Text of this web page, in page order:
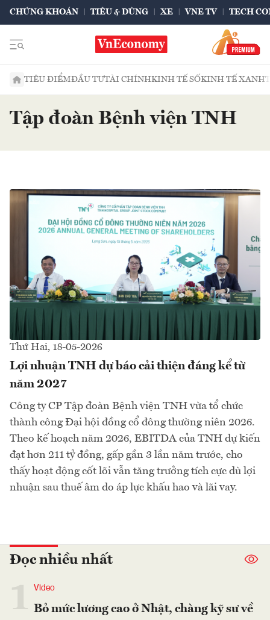
CHỨNG KHOÁN TIÊU & DÙNG XE VNE TV TECH
TIÊU ĐIỂMĐẦU TƯTÀI CHÍNHKINH TẾ SỐKINH TẾ XANH
Tập đoàn Bệnh viện TNH
Thứ Hai, 18-05-2026
Lợi nhuận TNH dự báo cải thiện đáng kể từ
năm 2027
Công ty CP Tập đoàn Bệnh viện TNH vừa tổ chức
thành công Đại hội đồng cổ đông thường niên 2026.
Theo kế hoạch năm 2026, EBITDA của TNH dự kiến
đạt hơn 211 tỷ đồng, gấp gần 3 lần năm trước, cho
thấy hoạt động cốt lõi vẫn tăng trưởng tích cực dù lợi
nhuận sau thuế âm do áp lực khấu hao và lãi vay.
Đọc nhiều nhất
Video
Bỏ mức lương cao ở Nhật, chàng kỹ sư về